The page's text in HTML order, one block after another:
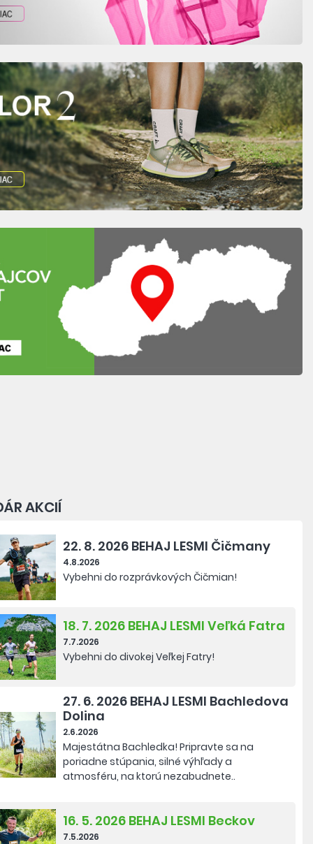
AKCIÍ
22. 8. 2026 BEHAJ LESMI Čičmany
4.8.2026
Vybehni do rozprávkových Čičmian!
18. 7. 2026 BEHAJ LESMI Veľká Fatra
7.7.2026
Vybehni do divokej Veľkej Fatry!
27. 6. 2026 BEHAJ LESMI Bachledova
Dolina
2.6.2026
Majestátna Bachledka! Pripravte sa na
poriadne stúpania, silné výhľady a
atmosféru, na ktorú nezabudnete..
16. 5. 2026 BEHAJ LESMI Beckov
7.5.2026